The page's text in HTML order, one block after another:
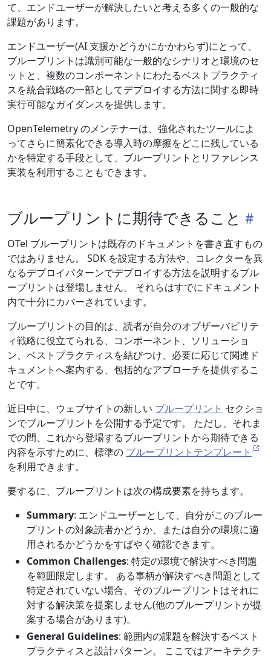
て、エンドユーザーが解決したいと考える多くの一般的な
課題があります。
エンドユーザー(AI 支援かどうかにかかわらず)にとって、
ブループリントは識別可能な一般的なシナリオと環境のセ
ットと、複数のコンポーネントにわたるベストプラクティ
スを統合戦略の一部としてデプロイする方法に関する即時
実行可能なガイダンスを提供します。
OpenTelemetry のメンテナーは、強化されたツールによ
ってさらに簡素化できる導入時の摩擦をどこに残している
かを特定する手段として、ブループリントとリファレンス
実装を利用することもできます。
ブループリントに期待できること
OTel ブループリントは既存のドキュメントを書き直すもの
ではありません。 SDK を設定する方法や、コレクターを異
なるデプロイパターンでデプロイする方法を説明するブル
ープリントは登場しません。 それらはすでにドキュメント
内で十分にカバーされています。
ブループリントの目的は、読者が自分のオブザーバビリテ
ィ戦略に役立てられる、コンポーネント、ソリューショ
ン、ベストプラクティスを結びつけ、必要に応じて関連ド
キュメントへ案内する、包括的なアプローチを提供するこ
とです。
近日中に、ウェブサイトの新しい ブループリント セクショ
ンでブループリントを公開する予定です。 ただし、それま
での間、これから登場するブループリントから期待できる
内容を示すために、標準の ブループリントテンプレート
を利用できます。
要するに、ブループリントは次の構成要素を持ちます。
Summary: エンドユーザーとして、自分がこのブルー
プリントの対象読者かどうか、または自分の環境に適
用されるかどうかをすばやく確認できます。
Common Challenges: 特定の環境で解決すべき問題
を範囲限定します。 ある事柄が解決すべき問題として
特定されていない場合、そのブループリントはそれに
対する解決策を提案しません(他のブループリントが提
案する場合があります)。
General Guidelines: 範囲内の課題を解決するベスト
プラクティスと設計パターン。 ここではアーキテクチ